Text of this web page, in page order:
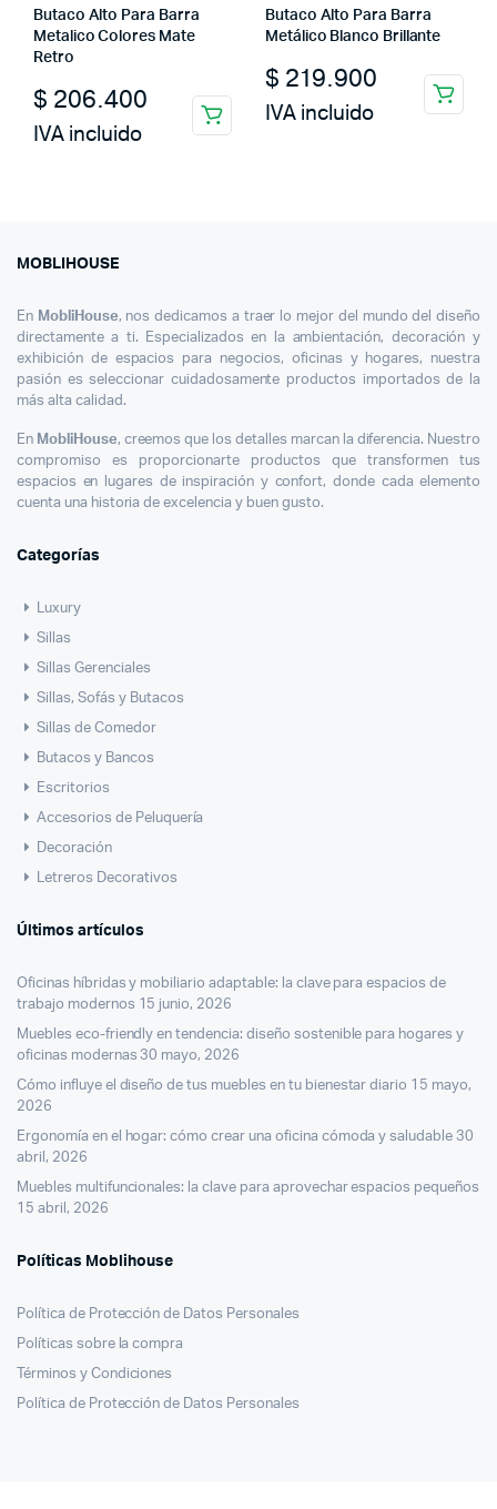
Butaco Alto Para Barra
Metalico Colores Mate
Retro
$ 206.400
IVA incluido
Butaco Alto Para Barra
Metálico Blanco Brillante
$ 219.900
IVA incluido
MOBLIHOUSE
En MobliHouse, nos dedicamos a traer lo mejor del mundo del diseño
directamente a ti. Especializados en la ambientación, decoración y
exhibición de espacios para negocios, oficinas y hogares, nuestra
pasión es seleccionar cuidadosamente productos importados de la
más alta calidad.
En MobliHouse, creemos que los detalles marcan la diferencia. Nuestro
compromiso es proporcionarte productos que transformen tus
espacios en lugares de inspiración y confort, donde cada elemento
cuenta una historia de excelencia y buen gusto.
Categorías
Luxury
Sillas
Sillas Gerenciales
Sillas, Sofás y Butacos
Sillas de Comedor
Butacos y Bancos
Escritorios
Accesorios de Peluquería
Decoración
Letreros Decorativos
Últimos artículos
Oficinas híbridas y mobiliario adaptable: la clave para espacios de
trabajo modernos 15 junio, 2026
Muebles eco-friendly en tendencia: diseño sostenible para hogares y
oficinas modernas 30 mayo, 2026
Cómo influye el diseño de tus muebles en tu bienestar diario 15 mayo,
2026
Ergonomía en el hogar: cómo crear una oficina cómoda y saludable 30
abril, 2026
Muebles multifuncionales: la clave para aprovechar espacios pequeños
15 abril, 2026
Políticas Moblihouse
Política de Protección de Datos Personales
Políticas sobre la compra
Términos y Condiciones
Política de Protección de Datos Personales